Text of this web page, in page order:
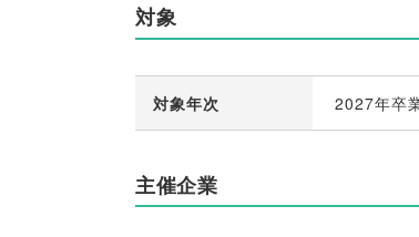
対象
対象年次 2027年卒
主催企業